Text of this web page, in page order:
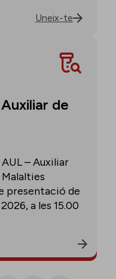
Uneix-te
de
– Auxiliar
presentació de
a les 15.00